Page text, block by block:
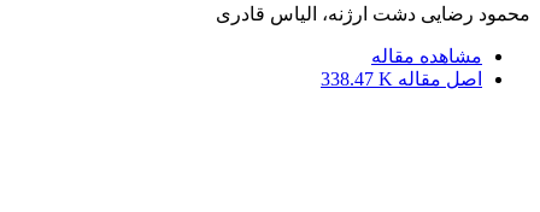
محمود رضایی دشت ارژنه، الیاس قادری
مشاهده مقاله
اصل مقاله 338.47 K